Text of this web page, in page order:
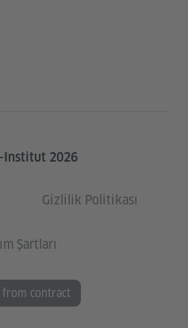
Institut 2026
Gizlilik Politikası
Şartları
contract